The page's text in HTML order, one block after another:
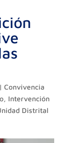
| Convivencia
, Intervención
Distrital